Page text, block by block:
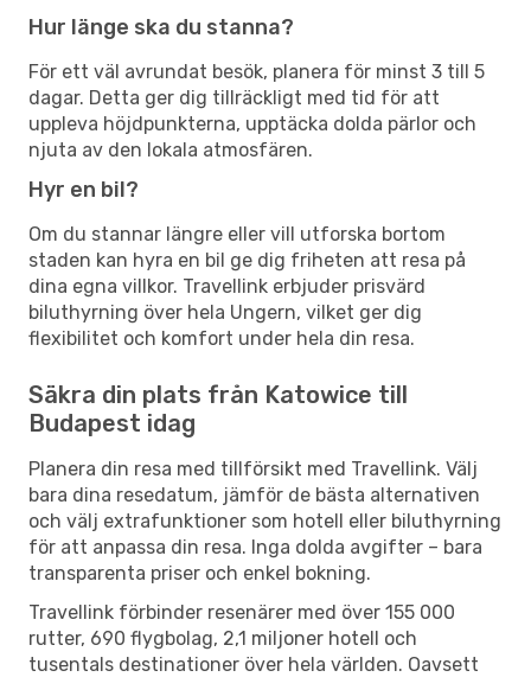
Hur länge ska du stanna?
För ett väl avrundat besök, planera för minst 3 till 5
dagar. Detta ger dig tillräckligt med tid för att
uppleva höjdpunkterna, upptäcka dolda pärlor och
njuta av den lokala atmosfären.
Hyr en bil?
Om du stannar längre eller vill utforska bortom
staden kan hyra en bil ge dig friheten att resa på
dina egna villkor. Travellink erbjuder prisvärd
biluthyrning över hela Ungern, vilket ger dig
flexibilitet och komfort under hela din resa.
Säkra din plats från Katowice till
Budapest idag
Planera din resa med tillförsikt med Travellink. Välj
bara dina resedatum, jämför de bästa alternativen
och välj extrafunktioner som hotell eller biluthyrning
för att anpassa din resa. Inga dolda avgifter – bara
transparenta priser och enkel bokning.
Travellink förbinder resenärer med över 155 000
rutter, 690 flygbolag, 2,1 miljoner hotell och
tusentals destinationer över hela världen. Oavsett